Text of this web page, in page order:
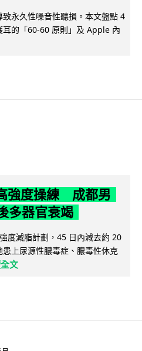
永久性噪音性聽損。本文盤點 4
的「60-60 原則」及 Apple 內
強度操練 成都男
多器官衰竭
度減脂計劃，45 日內減去約 20
上尿源性膿毒症、膿毒性休克
文